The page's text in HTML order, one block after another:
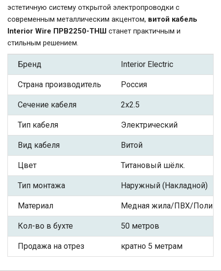
эстетичную систему открытой электропроводки с
современным металлическим акцентом, витой кабель
Interior Wire ПРВ2250-ТНШ станет практичным и
стильным решением.
Бренд Interior Electric
Страна производитель Россия
Сечение кабеля 2x2.5
Тип кабеля Электрический
Вид кабеля Витой
Цвет Титановый шёлк.
Тип монтажа Наружный (Накладной)
Материал Медная жила/ПВХ/
Кол-во в бухте 50 метров
Продажа на отрез кратно 5 метрам